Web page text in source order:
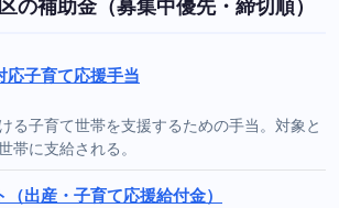
の補助金（募集中優先・締切順）
応子育て応援手当
る子育て世帯を支援するための手当。対象と
帯に支給される。
出産・子育て応援給付金）